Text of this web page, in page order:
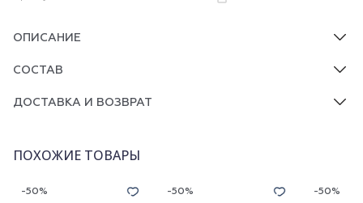
ОПИСАНИЕ
СОСТАВ
ДОСТАВКА И ВОЗВРАТ
ПОХОЖИЕ ТОВАРЫ
-50% -50% -50%